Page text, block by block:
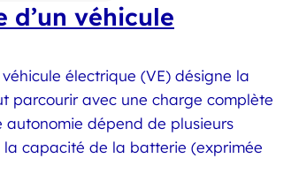
d’un véhicule
véhicule électrique (VE) désigne la
parcourir avec une charge complète
autonomie dépend de plusieurs
la capacité de la batterie (exprimée